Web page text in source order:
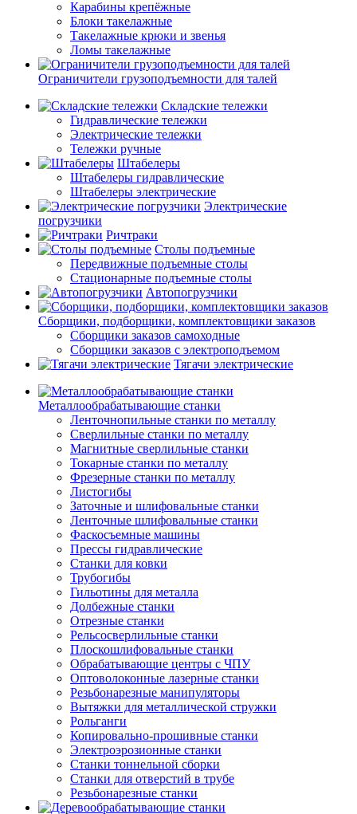
Карабины крепёжные
Блоки такелажные
Такелажные крюки и звенья
Ломы такелажные
Ограничители грузоподъемности для талей
Складские тележки
Гидравлические тележки
Электрические тележки
Тележки ручные
Штабелеры
Штабелеры гидравлические
Штабелеры электрические
Электрические
погрузчики
Ричтраки
Столы подъемные
Передвижные подъемные столы
Стационарные подъемные столы
Автопогрузчики
Сборщики, подборщики, комплектовщики заказов
Сборщики заказов самоходные
Сборщики заказов с электроподъемом
Тягачи электрические
Металлообрабатывающие станки
Ленточнопильные станки по металлу
Сверлильные станки по металлу
Магнитные сверлильные станки
Токарные станки по металлу
Фрезерные станки по металлу
Листогибы
Заточные и шлифовальные станки
Ленточные шлифовальные станки
Фаскосъемные машины
Прессы гидравлические
Станки для ковки
Трубогибы
Гильотины для металла
Долбежные станки
Отрезные станки
Рельсосверлильные станки
Плоскошлифовальные станки
Обрабатывающие центры с ЧПУ
Оптоволоконные лазерные станки
Резьбонарезные манипуляторы
Вытяжки для металлической стружки
Рольганги
Копировально-прошивные станки
Электроэрозионные станки
Станки тоннельной сборки
Станки для отверстий в трубе
Резьбонарезные станки